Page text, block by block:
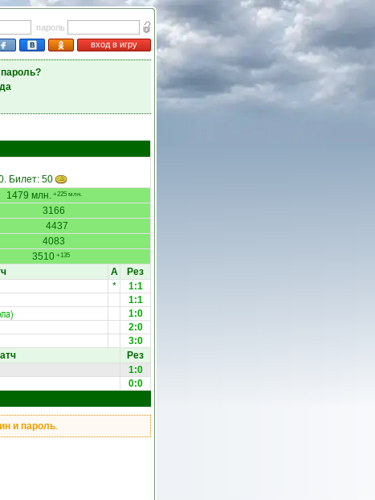
пароль
вход в игру
Билет: 50
1479 млн. +225 млн.
3166
4437
4083
3510 +135
А Рез
* 1:1
1:1
1:0
2:0
3:0
Рез
1:0
0:0
и пароль.